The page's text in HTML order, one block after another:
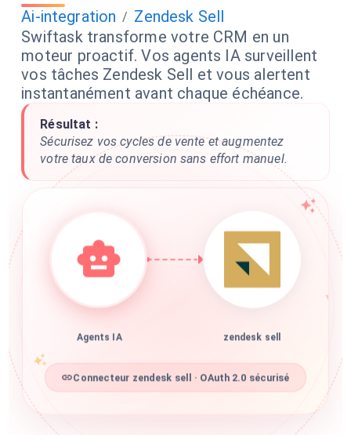
Ai-integration / Zendesk Sell
Swiftask transforme votre CRM en un
moteur proactif. Vos agents IA surveillent
vos tâches Zendesk Sell et vous alertent
instantanément avant chaque échéance.
Résultat :
Sécurisez vos cycles de vente et augmentez
votre taux de conversion sans effort manuel.
Agents IA zendesk sell
Connecteur zendesk sell · OAuth 2.0 sécurisé